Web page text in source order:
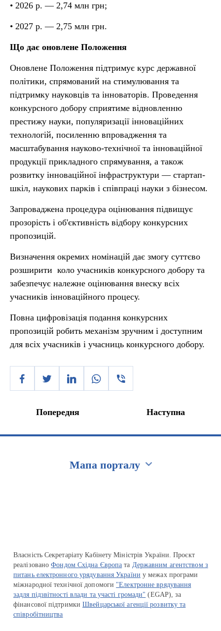
• 2026 р. — 2,74 млн грн;
• 2027 р. — 2,75 млн грн.
Що дає оновлене Положення
Оновлене Положення підтримує курс державної
політики, спрямований на стимулювання та
підтримку науковців та інноваторів. Проведення
конкурсного добору сприятиме відновленню
престижу науки, популяризації інноваційних
технологій, посиленню впровадження та
масштабування науково-технічної та інноваційної
продукції прикладного спрямування, а також
розвитку інноваційної інфраструктури — стартап-
шкіл, наукових парків і співпраці науки з бізнесом.
Запроваджена процедура оцінювання підвищує
прозорість і об'єктивність відбору конкурсних
пропозицій.
Визначення окремих номінацій дає змогу суттєво
розширити коло учасників конкурсного добору та
забезпечує належне оцінювання внеску всіх
учасників інноваційного процесу.
Повна цифровізація подання конкурсних
пропозицій робить механізм зручним і доступним
для всіх учасників і учасниць конкурсного добору.
Попередня Наступна
Мапа порталу
Власність Секретаріату Кабінету Міністрів України. Проєкт
реалізованоФондом Східна Європа та Державним агентством з
питань електронного урядування України у межах програми
міжнародної технічної допомоги "Електронне врядування
задля підзвітності влади та участі громади" (EGAP), за
фінансової підтримкиШвейцарської агенції розвитку та
співробітництва